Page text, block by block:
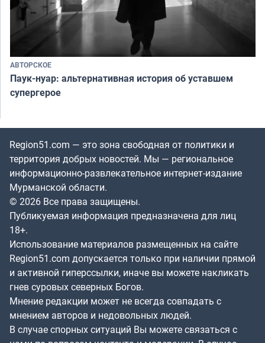
АВТОРСКОЕ
Паук-нуар: альтернативная история об уставшем
супергерое
Region51.com — это зона свободная от политики и
территория добрых новостей. Мы — региональное
информационно-развлекательное интернет-издание
Мурманской области.
© 2026 Все права защищены.
Публикуемая информация предназначена для лиц
18+.
Использование материалов размещенных на сайте
Region51.com допускается только при наличии прямой
и активной гиперссылки, иначе вы можете накликать
гнев суровых северных Богов.
Мнение редакции может не всегда совпадать с
мнением авторов и недовольных людей.
В случае спорных ситуаций Вы можете связаться с